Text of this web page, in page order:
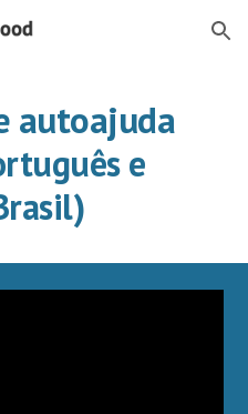
Skip to navigation
autoajuda
e
)